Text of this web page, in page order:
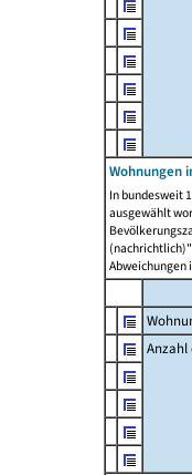
Wohnungen
In bundesweit
ausgewählt
Abweichungen
Anzahl